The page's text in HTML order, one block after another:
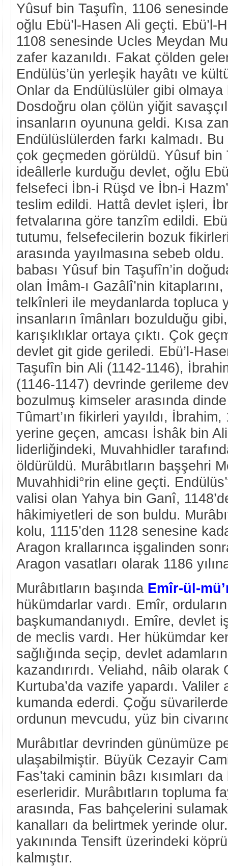
Yûsuf bin Taşufîn, 1106
oğlu Ebü’l-Hasen Ali geçti. Ebü’l-
1108 senesinde Ucles Meydan
zafer kazanıldı. Fakat çölden
Endülüs’ün yerleşik hayâtı ve
Onlar da Endülüslüler gibi olmaya
Dosdoğru olan çölün yiğit
insanların oyununa geldi. Kısa
Endülüslülerden farkı kalmadı.
çok geçmeden görüldü. Yûsuf bin
ideâllerle kurduğu devlet, oğlu
felsefeci İbn-i Rüşd ve İbn-i
teslim edildi. Hattâ devlet işleri,
fetvalarına göre tanzîm edildi.
tutumu, felsefecilerin bozuk
arasında yayılmasına sebeb
babası Yûsuf bin Taşufîn’in
olan İmâm-ı Gazâlî’nin
telkînleri ile meydanlarda topluca
insanların îmânları bozulduğu
karışıklıklar ortaya çıktı. Çok
devlet git gide geriledi. Ebü’l-
Taşufîn bin Ali (1142-1146),
(1146-1147) devrinde gerileme
bozulmuş kimseler arasında
Tûmart’ın fikirleri yayıldı,
yerine geçen, amcası İshâk bin
liderliğindeki, Muvahhidler
öldürüldü. Murâbıtların başşehri
Muvahhidi°rin eline geçti.
valisi olan Yahya bin Ganî,
hâkimiyetleri de son buldu.
kolu, 1115’den 1128 senesine
Aragon krallarınca işgalinden
Aragon vasatları olarak 1186
Murâbıtların başında Emîr-ül-
hükümdarlar vardı. Emîr,
başkumandanıydı. Emîre, devlet
de meclis vardı. Her hükümdar
sağlığında seçip, devlet
kazandırırdı. Veliahd, nâib
Kurtuba’da vazife yapardı. Valiler
kumanda ederdi. Çoğu
ordunun mevcudu, yüz bin
Murâbıtlar devrinden günümüze
ulaşabilmiştir. Büyük Cezayir
Fas’taki caminin bâzı kısımları
eserleridir. Murâbıtların topluma
arasında, Fas bahçelerini
kanalları da belirtmek yerinde
yakınında Tensift üzerindeki
kalmıştır.